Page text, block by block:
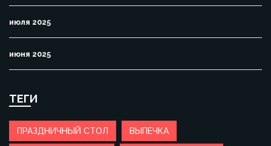
июля 2025
июня 2025
ТЕГИ
ПРАЗДНИЧНЫЙ СТОЛ ВЫПЕЧКА